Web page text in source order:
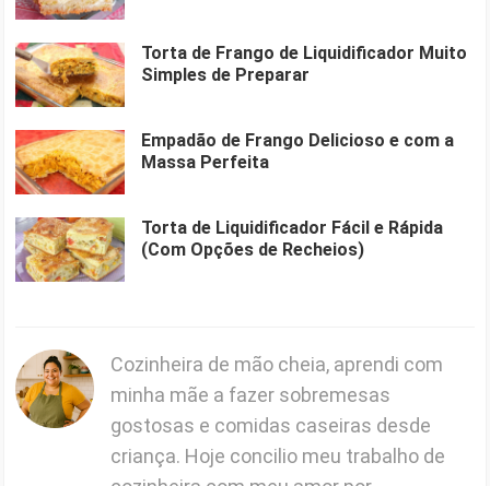
Torta de Frango de Liquidificador Muito
Simples de Preparar
Empadão de Frango Delicioso e com a
Massa Perfeita
Torta de Liquidificador Fácil e Rápida
(Com Opções de Recheios)
Cozinheira de mão cheia, aprendi com
minha mãe a fazer sobremesas
gostosas e comidas caseiras desde
criança. Hoje concilio meu trabalho de